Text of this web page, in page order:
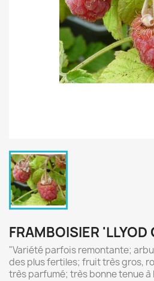
FRAMBOISIER 'LLYOD
"Variété parfois remontante;
des plus fertiles; fruit très gros,
très parfumé; très bonne tenue à